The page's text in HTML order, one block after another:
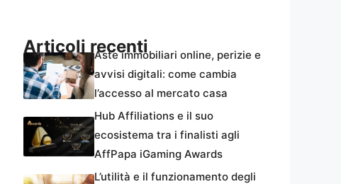
Articoli recentiAste immobiliari online, perizie e
avvisi digitali: come cambia
l’accesso al mercato casa
Hub Affiliations e il suo
ecosistema tra i finalisti agli
AffPapa iGaming Awards
L’utilità e il funzionamento degli